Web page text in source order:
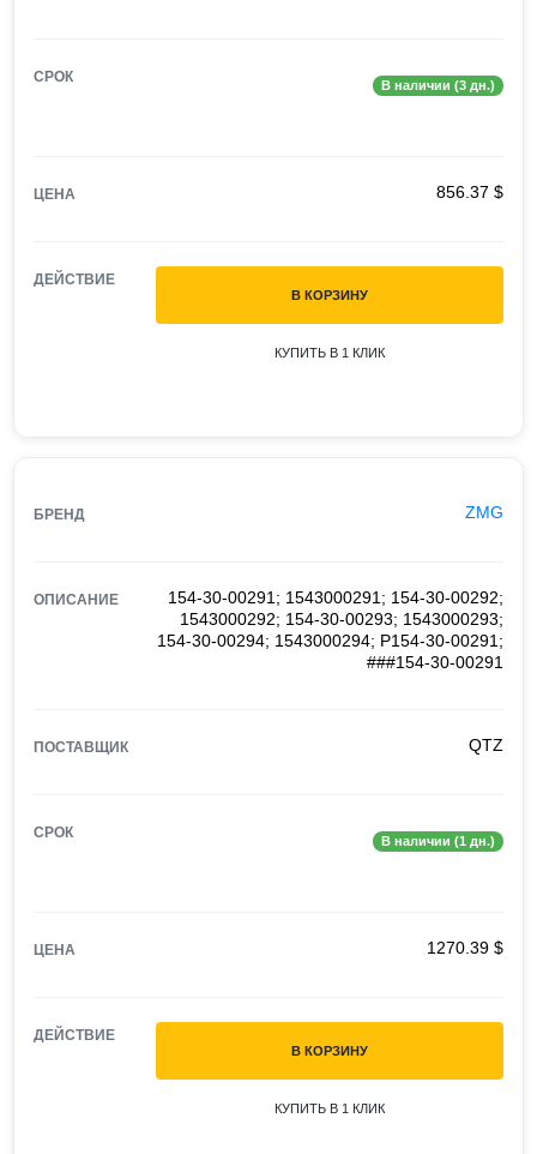
СРОК В наличии (3 дн.)
ЦЕНА 856.37 $
ДЕЙСТВИЕ
В КОРЗИНУ
КУПИТЬ В 1 КЛИК
БРЕНД ZMG
ОПИСАНИЕ
154-30-00291; 1543000291; 154-30-00292;
1543000292; 154-30-00293; 1543000293;
154-30-00294; 1543000294; P154-30-00291;
###154-30-00291
ПОСТАВЩИК QTZ
СРОК В наличии (1 дн.)
ЦЕНА 1270.39 $
ДЕЙСТВИЕ
В КОРЗИНУ
КУПИТЬ В 1 КЛИК